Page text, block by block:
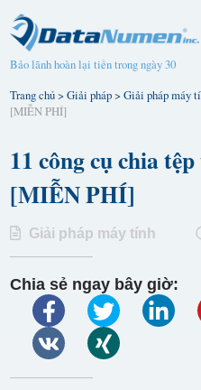
Bảo lãnh hoàn lại tiền trong ngày 30
Trang chủ>Giải pháp>Giải pháp máy
[MIỄN PHÍ]
11 công cụ chia
[MIỄN PHÍ]
Giải pháp máy tính
Chia sẻ ngay bây giờ: